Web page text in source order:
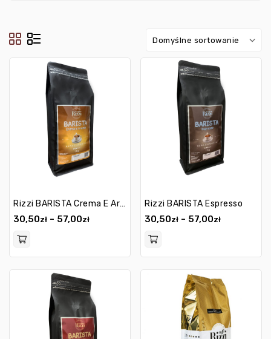
Domyślne sortowanie
Rizzi BARISTA Crema E Aroma
30,50zł – 57,00zł
Rizzi BARISTA Espresso
30,50zł – 57,00zł